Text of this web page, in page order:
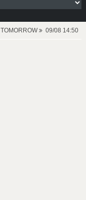
TOMORROW 09/08 14:50